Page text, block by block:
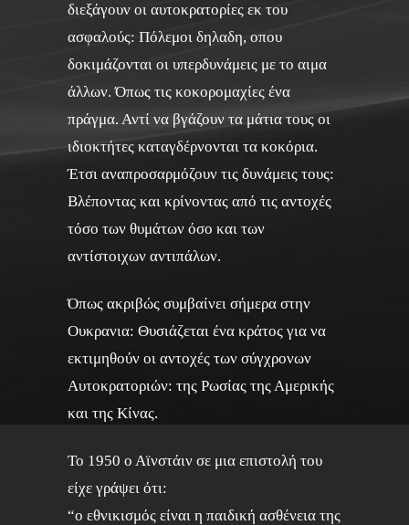
διεξάγουν οι αυτοκρατορίες εκ του
ασφαλούς: Πόλεμοι δηλαδη, οπου
δοκιμάζονται οι υπερδυνάμεις με το αιμα
άλλων. Όπως τις κοκορομαχίες ένα
πράγμα. Αντί να βγάζουν τα μάτια τους οι
ιδιοκτήτες καταγδέρνονται τα κοκόρια.
Έτσι αναπροσαρμόζουν τις δυνάμεις τους:
Βλέποντας και κρίνοντας από τις αντοχές
τόσο των θυμάτων όσο και των
αντίστοιχων αντιπάλων.
Όπως ακριβώς συμβαίνει σήμερα στην
Ουκρανια: Θυσιάζεται ένα κράτος για να
εκτιμηθούν οι αντοχές των σύγχρονων
Αυτοκρατοριών: της Ρωσίας της Αμερικής
και της Κίνας.
Το 1950 ο Αϊνστάιν σε μια επιστολή του
είχε γράψει ότι:
“ο εθνικισμός είναι η παιδική ασθένεια της